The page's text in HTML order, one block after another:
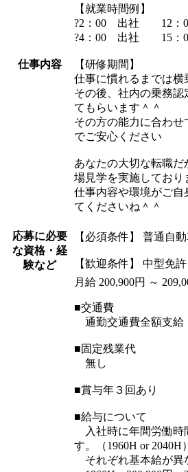
仕事内容
【就業時間例】
?2：00 出社 12：
?4：00 出社 15：
【研修期間】
仕事に慣れるまでは横
その後、社内の乗務認
てもらいます＾＾
その方の能力に合わ
でご安心ください
あなたの大切な転職
場見学を実施しており
仕事内容や環境がご自
てくださいね＾＾
応募に必要
な資格・経
験など
【必須条件】 普通自
【歓迎条件】 中型免許
月給 200,900円 ～
■交通費
通勤交通費全額支給
■固定残業代
無し
■賞与年３回あり
■給与について
入社時に年間労働時
す。（1960H or 2040H）
それぞれ基本給が異